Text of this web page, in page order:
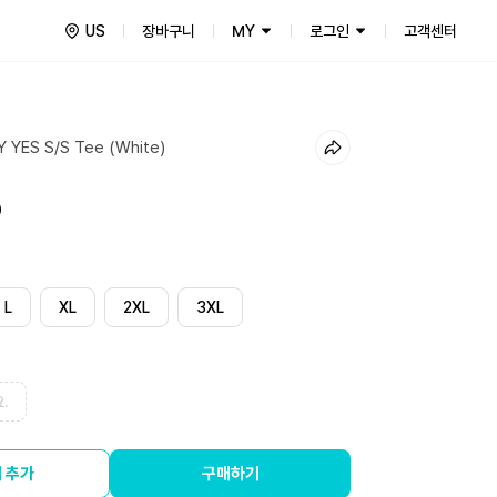
US 장바구니 MY 로그인 고객센터
YES S/S Tee (White)
L XL 2XL 3XL
.
추가 구매하기